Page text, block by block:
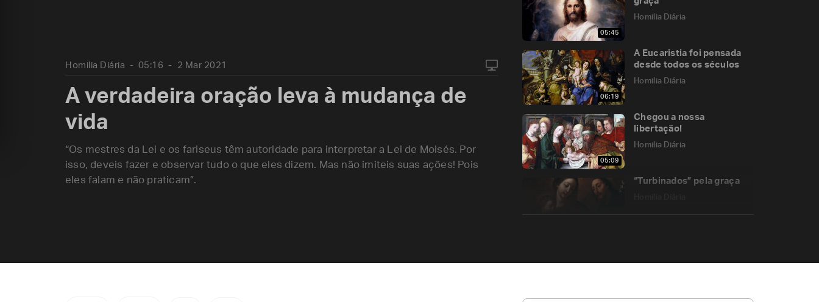
05:45
Homilia Diária
06:19
A Eucaristia foi pensada
desde todos os séculos
Homilia Diária
05:09
Chegou a nossa
libertação!
Homilia Diária
“Turbinados” pela graça
Homilia Diária 05:16 2 Mar 2021
A verdadeira oração leva à mudança de
vida
“Os mestres da Lei e os fariseus têm autoridade para interpretar a Lei de Moisés. Por
isso, deveis fazer e observar tudo o que eles dizem. Mas não imiteis suas ações! Pois
eles falam e não praticam”.